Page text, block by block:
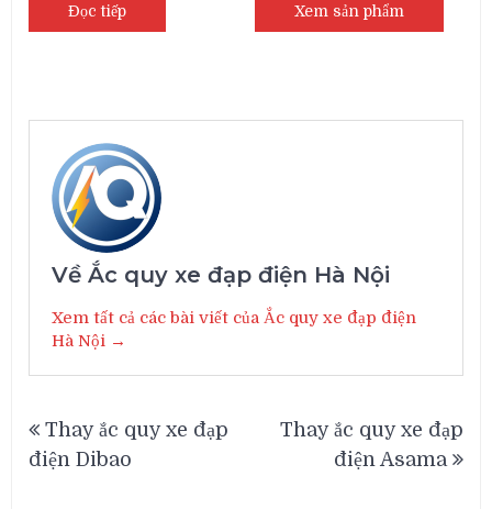
Đọc tiếp Xem sản phẩm
Về Ắc quy xe đạp điện Hà Nội
Xem tất cả các bài viết của Ắc quy xe đạp điện
Hà Nội →
hướng
Thay ắc quy xe đạp
điện Dibao
Thay ắc quy xe đạp
điện Asama